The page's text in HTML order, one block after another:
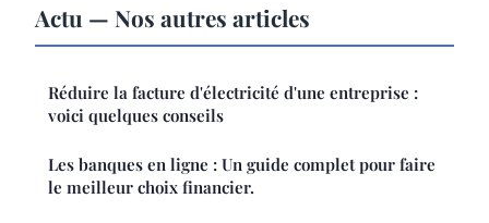
Actu — Nos autres articles
Réduire la facture d'électricité d'une entreprise :
voici quelques conseils
Les banques en ligne : Un guide complet pour faire
le meilleur choix financier.